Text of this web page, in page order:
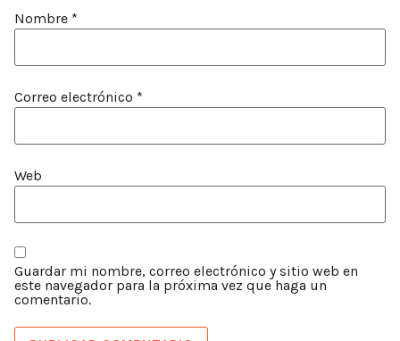
Nombre *
Correo electrónico *
Web
Guardar mi nombre, correo electrónico y sitio web en
este navegador para la próxima vez que haga un
comentario.